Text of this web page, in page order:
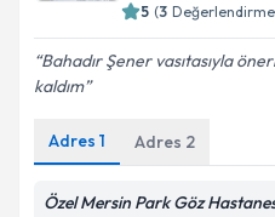
5 (3
Bahadır Şener vasıtasıyla
kaldım
Adres 1 Adres 2
Özel Mersin Park Göz